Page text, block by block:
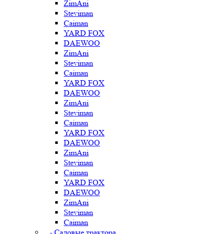
ZimAni
Steviman
Caiman
YARD FOX
DAEWOO
ZimAni
Steviman
Caiman
YARD FOX
DAEWOO
ZimAni
Steviman
Caiman
YARD FOX
DAEWOO
ZimAni
Steviman
Caiman
YARD FOX
DAEWOO
ZimAni
Steviman
Caiman